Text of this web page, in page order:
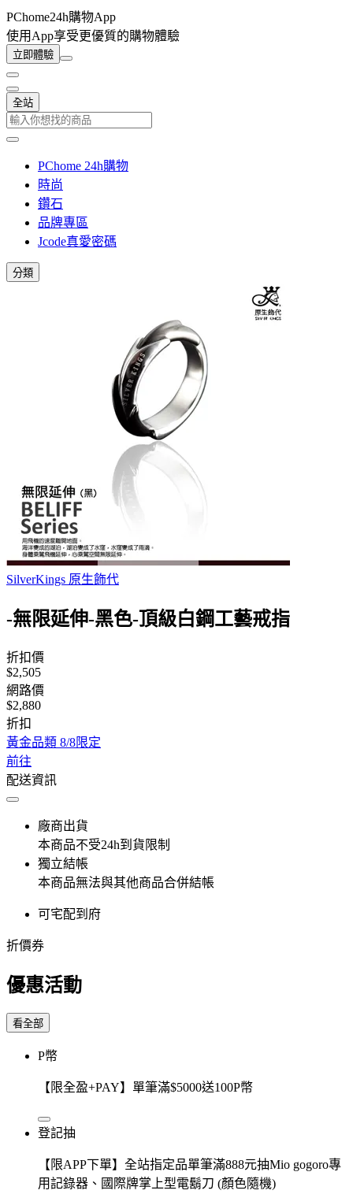
PChome24h購物App
使用App享受更優質的購物體驗
立即體驗
全站
PChome 24h購物
時尚
鑽石
品牌專區
Jcode真愛密碼
分類
SilverKings 原生飾代
-無限延伸-黑色-頂級白鋼工藝戒指
折扣價
$2,505
網路價
$2,880
折扣
黃金品類 8/8限定
前往
配送資訊
廠商出貨
本商品不受24h到貨限制
獨立結帳
本商品無法與其他商品合併結帳
可宅配到府
折價券
優惠活動
看全部
P幣
【限全盈+PAY】單筆滿$5000送100P幣
登記抽
【限APP下單】全站指定品單筆滿888元抽Mio gogoro專
用記錄器、國際牌掌上型電鬍刀 (顏色隨機)